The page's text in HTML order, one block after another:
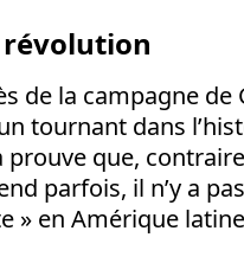
de la campagne de
tournant dans
prouve que,
parfois, il n’y a
» en Amérique